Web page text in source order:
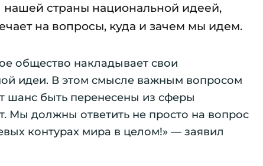
нашей страны национальной идеей,
на вопросы, куда и зачем мы идем.
общество накладывает свои
идеи. В этом смысле важным вопросом
шанс быть перенесены из сферы
Мы должны ответить не просто на вопрос
контурах мира в целом!» — заявил